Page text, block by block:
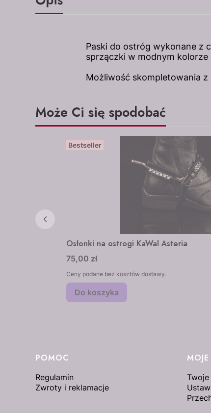
Paski do ostróg wykonane z
sprzączki w modnym kolorze
Możliwość skompletowania z
Może Ci się spodobać
Bestseller
Osłonki na ostrogi KaWal Asteria
Cena
75,00 zł
Ceny podane bez kosztów dostawy.
Do koszyka
Linki w stopce
POMOC
Regulamin
Zwroty i reklamacje